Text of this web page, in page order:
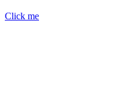
Click me